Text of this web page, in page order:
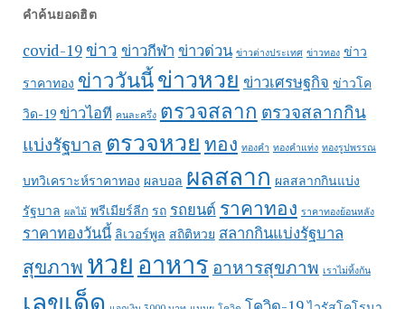
คำค้นยอดฮิต
covid-19 ข่าว ข่าวกีฬา ข่าวด่วน ข่าวต่างประเทศ ข่าวทอง ข่าว
ราคาทอง ข่าววันนี้ข่าวหวย ข่าวเศรษฐกิจ ข่าวโค
วิด-19 ข่าวไอที คนละครึ่ง ตรวจสลาก ตรวจสลากกิน
แบ่งรัฐบาล ตรวจหวย ทอง ทองคำ ทองคำแท่ง ทองรูปพรรณ
บทวิเคราะห์ราคาทอง ผลบอล ผลสลาก ผลสลากกินแบ่ง
รัฐบาล ผลไม้ พรีเมียร์ลีก รถ รถยนต์ ราคาทอง ราคาทองย้อนหลัง
ราคาทองวันนี้ ลิเวอร์พูล สถิติหวย สลากกินแบ่งรัฐบาล
สุขภาพ หวย อาหาร อาหารสุขภาพ เราไม่ทิ้งกัน
เลขเด็ด